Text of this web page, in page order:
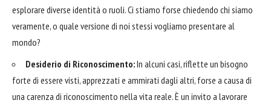
esplorare diverse identità o ruoli. Ci stiamo forse chiedendo chi siamo
veramente, o quale versione di noi stessi vogliamo presentare al
mondo?
Desiderio di Riconoscimento:In alcuni casi, riflette un bisogno
forte di essere visti, apprezzati e ammirati dagli altri, forse a causa di
una carenza di riconoscimento nella vita reale. È un invito a lavorare